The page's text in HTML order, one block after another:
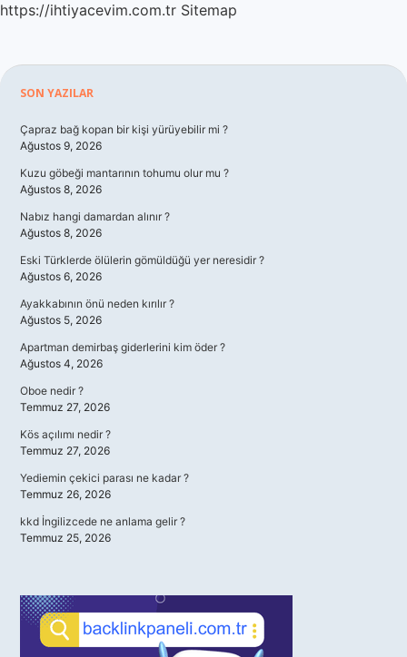
https://ihtiyacevim.com.tr Sitemap
Sidebar
SON YAZILAR
Çapraz bağ kopan bir kişi yürüyebilir mi ?
Ağustos 9, 2026
Kuzu göbeği mantarının tohumu olur mu ?
Ağustos 8, 2026
Nabız hangi damardan alınır ?
Ağustos 8, 2026
Eski Türklerde ölülerin gömüldüğü yer neresidir ?
Ağustos 6, 2026
Ayakkabının önü neden kırılır ?
Ağustos 5, 2026
Apartman demirbaş giderlerini kim öder ?
Ağustos 4, 2026
Oboe nedir ?
Temmuz 27, 2026
Kös açılımı nedir ?
Temmuz 27, 2026
Yediemin çekici parası ne kadar ?
Temmuz 26, 2026
kkd İngilizcede ne anlama gelir ?
Temmuz 25, 2026